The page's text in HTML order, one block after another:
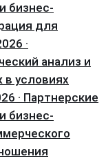
бизнес-
для
·
анализ и
в условиях
· Партнерские
бизнес-